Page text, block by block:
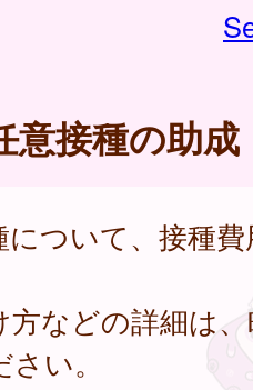
意接種の助成
ついて、接種
方などの詳細は
い。